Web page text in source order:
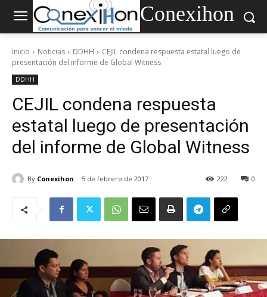
Conexihon
Inicio Noticias DDHH
CEJIL condena respuesta estatal luego de
presentación del informe de Global Witness
DDHH
CEJIL condena respuesta
estatal luego de presentación
del informe de Global Witness
By Conexihon 5 de febrero de 2017 0
222